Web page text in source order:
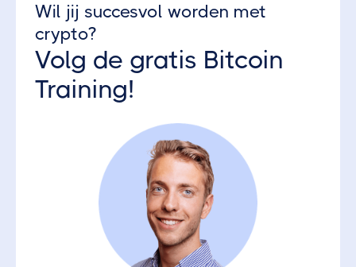
Wil jij succesvol worden met
crypto?
Volg de gratis Bitcoin
Training!